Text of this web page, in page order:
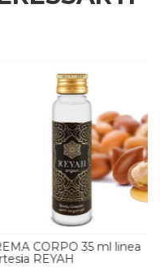
CORPO 35 ml linea
REYAH